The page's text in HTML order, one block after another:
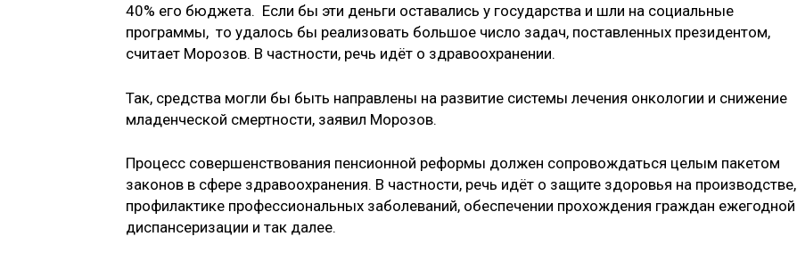
40% его бюджета. Если бы эти деньги оставались у государства и шли на социальные
программы, то удалось бы реализовать большое число задач, поставленных президентом,
считает Морозов. В частности, речь идёт о здравоохранении.
Так, средства могли бы быть направлены на развитие системы лечения онкологии и снижение
младенческой смертности, заявил Морозов.
Процесс совершенствования пенсионной реформы должен сопровождаться целым пакетом
законов в сфере здравоохранения. В частности, речь идёт о защите здоровья на производстве,
профилактике профессиональных заболеваний, обеспечении прохождения граждан ежегодной
диспансеризации и так далее.